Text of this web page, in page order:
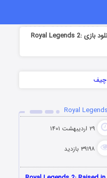
دانلود بازی Royal Legends 2:
۲۹ اردیبهشت ۱۴۰۱
۳۹۱۹۸ بازدید